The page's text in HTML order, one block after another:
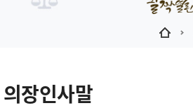
의장인사말